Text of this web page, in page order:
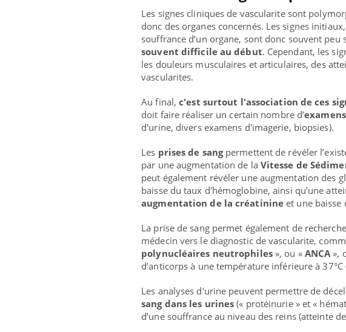
Les signes cliniques de vascularite sont
donc des organes concernés. Les signes
souffrance d’un organe, sont donc souvent peu
souvent difficile au début. Cependant, les
les douleurs musculaires et articulaires, des
vascularites.
Au final,c'est surtout l'association de ces
doit faire réaliser un certain nombre d’
d'urine, divers examens d'imagerie, biopsies).
Les prises de sangpermettent de révéler
par une augmentation de la Vitesse de
peut également révéler une augmentation des
baisse du taux d'hémoglobine, ainsi qu’une
augmentation de la créatinine et une baisse
La prise de sang permet également de
médecin vers le diagnostic de vascularite,
polynucléaires neutrophiles», ou « ANCA»,
d’anticorps à une température inférieure à
Les analyses d'urine peuvent permettre de
sang dans les urines (« protéinurie » et «
d’une souffrance au niveau des reins (atteinte
Insuline & Charge mentale : et si on
osait en parler??Youtube
En 2026, l'insuline dans le diabète de type 2
patients comme parfois chez les soignants.
Youtube
Eczéma Chronique
préparer pour l’été
L'été arrive… et avec
soleil, activités en
...